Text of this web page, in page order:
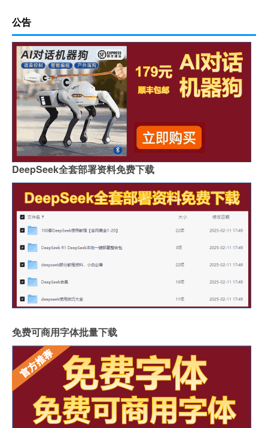
公告
DeepSeek全套部署资料免费下载
免费可商用字体批量下载